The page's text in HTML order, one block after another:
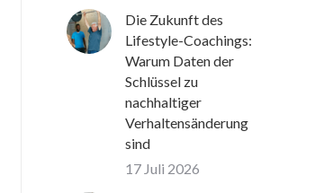
Die Zukunft des
Lifestyle-Coachings:
Warum Daten der
Schlüssel zu
nachhaltiger
Verhaltensänderung
sind
17 Juli 2026